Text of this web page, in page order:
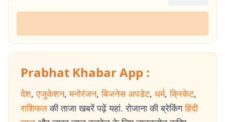
Prabhat Khabar App :
देश, एजुकेशन, मनोरंजन, बिजनेस अपडेट, धर्म, क्रिकेट,
राशिफल की ताजा खबरें पढ़ें यहां. रोजाना की ब्रेकिंग हिंदी